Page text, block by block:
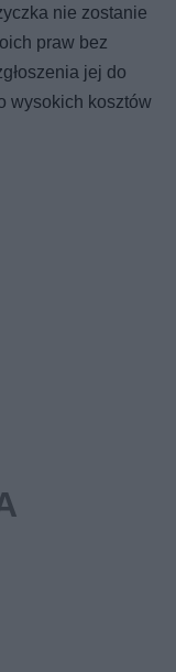
nie zostanie
praw bez
jej do
wysokich kosztów